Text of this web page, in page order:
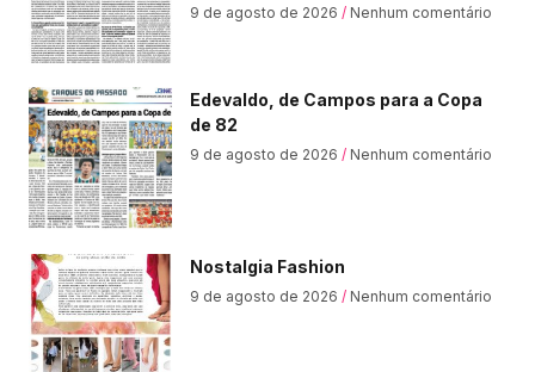
9 de agosto de 2026 Nenhum comentário
Edevaldo, de Campos para a Copa
de 82
9 de agosto de 2026 Nenhum comentário
Nostalgia Fashion
9 de agosto de 2026 Nenhum comentário